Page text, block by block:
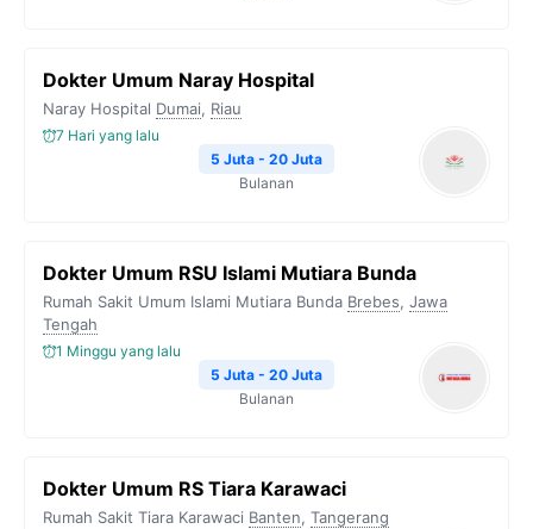
Dokter Umum Naray Hospital
Naray Hospital Dumai, Riau
7 Hari yang lalu
5 Juta - 20 Juta
Bulanan
Dokter Umum RSU Islami Mutiara Bunda
Rumah Sakit Umum Islami Mutiara Bunda Brebes, Jawa
Tengah
1 Minggu yang lalu
5 Juta - 20 Juta
Bulanan
Dokter Umum RS Tiara Karawaci
Rumah Sakit Tiara Karawaci Banten, Tangerang